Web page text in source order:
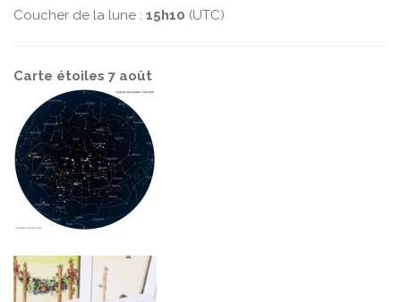
Coucher de la lune : 15h10 (UTC)
Carte étoiles 7 août